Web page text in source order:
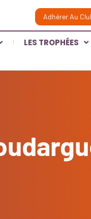
Adhérer Au
LES TROPHÉES